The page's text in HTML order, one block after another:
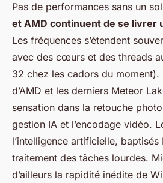
Pas de performances sans un
et AMD continuent de se livrer
Les fréquences s’étendent
avec des cœurs et des threads
32 chez les cadors du moment).
d’AMD et les derniers Meteor
sensation dans la retouche
gestion IA et l’encodage vidéo.
l’intelligence artificielle, baptisés
traitement des tâches lourdes.
d’ailleurs la rapidité inédite de